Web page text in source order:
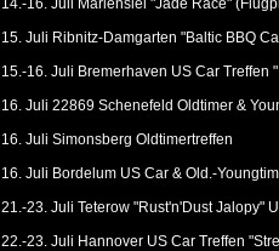
14.-16. Juli Mariensiel "Jade Race"
15. Juli Ribnitz-Damgarten "Baltic BBQ
15.-16. Juli Bremerhaven US Car Treffen
16. Juli 22869 Schenefeld Oldtimer &
16. Juli Simonsberg Oldtimertreffen
16. Juli Bordelum US Car & Old.-
21.-23. Juli Teterow "Rust'n'Dust Jalopy"
22.-23. Juli Hannover US Car Treffen